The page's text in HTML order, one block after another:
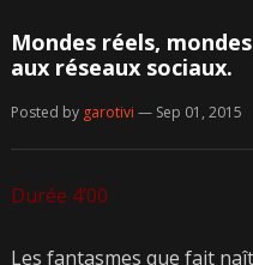
Mondes réels,
aux réseaux sociaux.
Posted by garotivi — Sep 01, 2015
Durée 4’00
Les fantasmes que fait